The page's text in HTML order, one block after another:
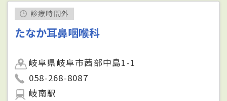
診療時間外
たなか耳鼻咽喉科
岐阜県岐阜市茜部中島1-1
058-268-8087
岐南駅